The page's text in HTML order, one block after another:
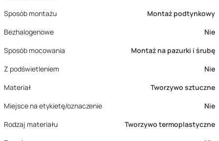
Sposób montażu
Montaż podtynkowy
Bezhalogenowe
Nie
Sposób mocowania
Montaż na pazurki i śrubę
Z podświetleniem
Nie
Materiał
Tworzywo sztuczne
Miejsce na etykietę/oznaczenie
Nie
Rodzaj materiału
Tworzywo termoplastyczne